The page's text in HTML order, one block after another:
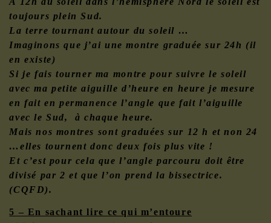
toujours plein Sud.
La terre tournant autour du soleil …
Imaginons que j’ai une montre graduée sur 24h (il
en existe)
Si je fais tourner ma montre pour suivre le soleil
avec ma petite aiguille d’heure en heure je mesure
en fait en permanence l’angle que fait l’aiguille
avec le Sud, à chaque heure.
Mais nos montres sont graduées sur 12 h et non 24
…elles tournent donc deux fois plus vite !
Et c’est pour cela que l’angle parcouru doit être
divisé par 2 et que l’on prend la bissectrice.
(CQFD).
5 – En sachant lire ce qui m’entoure